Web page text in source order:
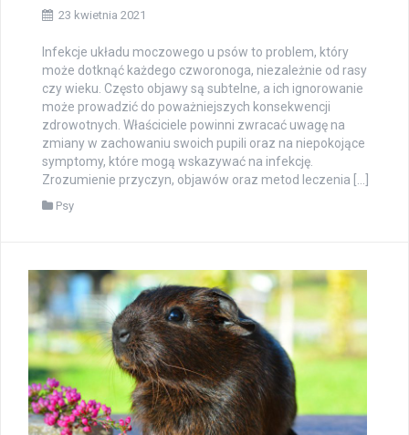
23 kwietnia 2021
Infekcje układu moczowego u psów to problem, który
może dotknąć każdego czworonoga, niezależnie od rasy
czy wieku. Często objawy są subtelne, a ich ignorowanie
może prowadzić do poważniejszych konsekwencji
zdrowotnych. Właściciele powinni zwracać uwagę na
zmiany w zachowaniu swoich pupili oraz na niepokojące
symptomy, które mogą wskazywać na infekcję.
Zrozumienie przyczyn, objawów oraz metod leczenia […]
Psy